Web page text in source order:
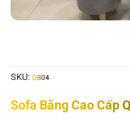
SKU: QB04
Sofa Băng Cao Cấp